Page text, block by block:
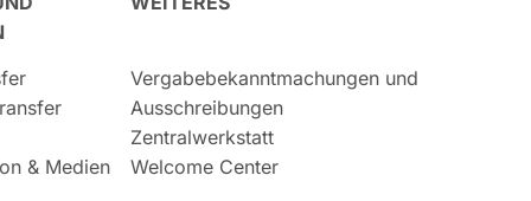
& Medien
Vergabebekanntmachungen und
Ausschreibungen
Zentralwerkstatt
Welcome Center